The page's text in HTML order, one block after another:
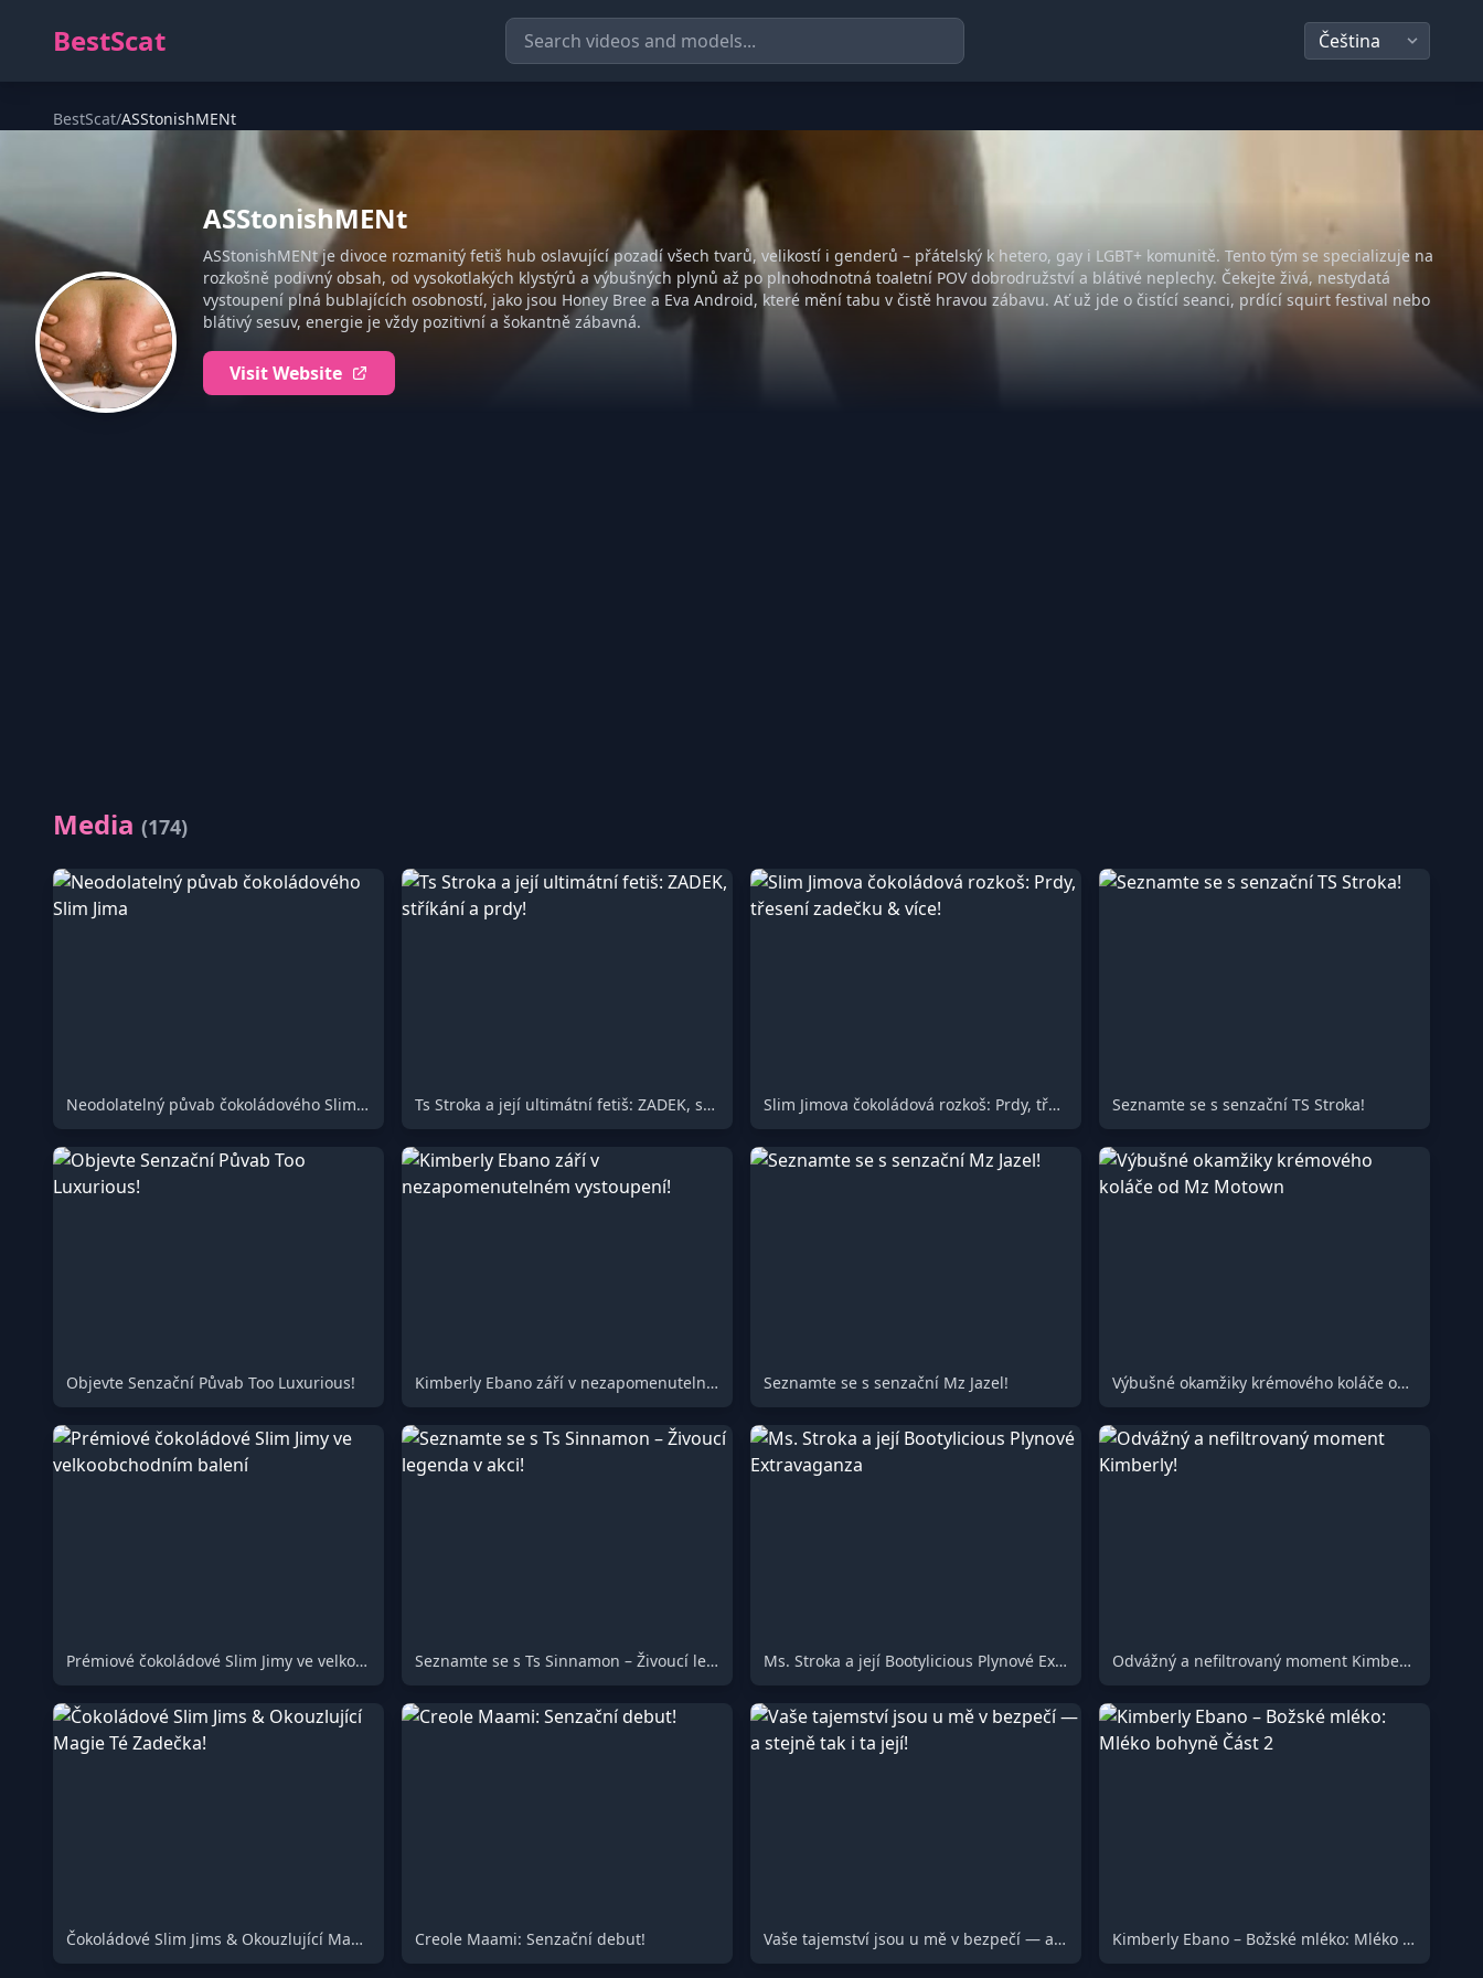
BestScat
BestScat/ASStonishMENt
ASStonishMENt
ASStonishMENt je divoce rozmanitý fetiš hub oslavující pozadí všech tvarů, velikostí i genderů – přátelský k hetero, gay i LGBT+ komunitě. Tento tým se specializuje na
rozkošně podivný obsah, od vysokotlakých klystýrů a výbušných plynů až po plnohodnotná toaletní POV dobrodružství a blátivé neplechy. Čekejte živá, nestydatá
vystoupení plná bublajících osobností, jako jsou Honey Bree a Eva Android, které mění tabu v čistě hravou zábavu. Ať už jde o čistící seanci, prdící squirt festival nebo
blátivý sesuv, energie je vždy pozitivní a šokantně zábavná.
Visit Website
Media (174)
Neodolatelný půvab čokoládového Slim Jima Ts Stroka a její ultimátní fetiš: ZADEK, stříkání a prdy! Slim Jimova čokoládová rozkoš: Prdy, třesení zadečku & více! Seznamte se s senzační TS Stroka!
Objevte Senzační Půvab Too Luxurious! Kimberly Ebano září v nezapomenutelném vystoupení! Seznamte se s senzační Mz Jazel! Výbušné okamžiky krémového koláče od Mz Motown
Prémiové čokoládové Slim Jimy ve velkoobchodním balení Seznamte se s Ts Sinnamon – Živoucí legenda v akci! Ms. Stroka a její Bootylicious Plynové Extravaganza Odvážný a nefiltrovaný moment Kimberly!
Čokoládové Slim Jims & Okouzlující Magie Té Zadečka! Creole Maami: Senzační debut! Vaše tajemství jsou u mě v bezpečí — a stejně tak i ta její! Kimberly Ebano – Božské mléko: Mléko bohyně Část 2